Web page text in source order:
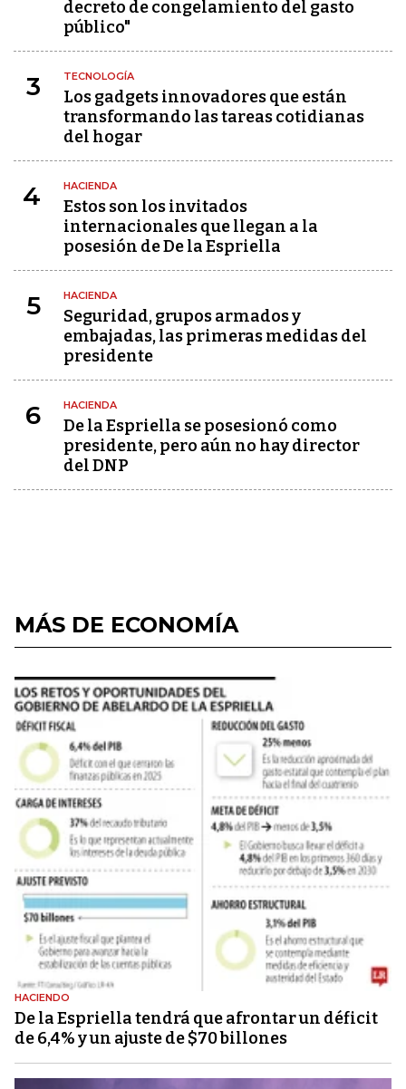
decreto de congelamiento del gasto
público"
3 TECNOLOGÍA
Los gadgets innovadores que están
transformando las tareas cotidianas
del hogar
4 HACIENDA
Estos son los invitados
internacionales que llegan a la
posesión de De la Espriella
5 HACIENDA
Seguridad, grupos armados y
embajadas, las primeras medidas del
presidente
6 HACIENDA
De la Espriella se posesionó como
presidente, pero aún no hay director
del DNP
MÁS DE ECONOMÍA
HACIENDO
De la Espriella tendrá que afrontar un déficit
de 6,4% y un ajuste de $70 billones